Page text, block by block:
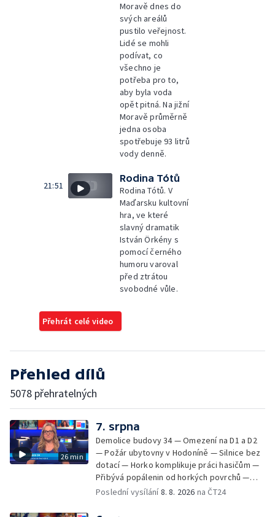
Moravě dnes do
svých areálů
pustilo veřejnost.
Lidé se mohli
podívat, co
všechno je
potřeba pro to,
aby byla voda
opět pitná. Na jižní
Moravě průměrně
jedna osoba
spotřebuje 93 litrů
vody denně.
21:51
Rodina Tótů
Rodina Tótů. V
Maďarsku kultovní
hra, ve které
slavný dramatik
István Örkény s
pomocí černého
humoru varoval
před ztrátou
svobodné vůle.
Přehrát celé video
Přehled dílů
5078 přehratelných
26 min
7. srpna
Demolice budovy 34 — Omezení na D1 a D2
— Požár ubytovny v Hodoníně — Silnice bez
dotací — Horko komplikuje práci hasičům —
Přibývá popálenin od horkých povrchů —
Začíná prodej burčáku — Vedra komplikují
Poslední vysílání8. 8. 2026 na ČT24